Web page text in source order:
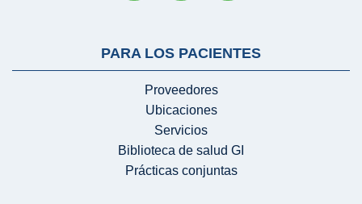
PARA LOS PACIENTES
Proveedores
Ubicaciones
Servicios
Biblioteca de salud GI
Prácticas conjuntas